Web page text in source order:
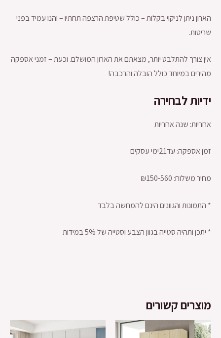
הארון ניתן לניקוי בקלות – כולל שטיפת הרצפה תחתיו – והנו עמיד בפני
שריטות.
אין צורך להתלבט יותר, מצאתם את הארון המושלם. וכעת – זמני אספקה
מהירים במיוחד כולל הובלה והרכבה!
ידיות לבחירה
אחריות: שנה אחריות
זמן אספקה: עד21ימי עסקים
מחיר משלוח: ₪150-560
* התמונות והגוונים הינם להמחשה בלבד
* יתכן ותהיה סטייה בגוון הצבע וסטייה של 5% במידות
מוצרים קשורים